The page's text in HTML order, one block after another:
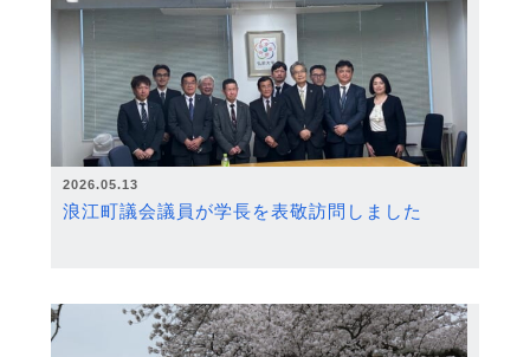
2026.05.13
浪江町議会議員が学長を表敬訪問しました